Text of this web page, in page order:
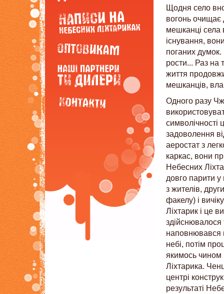
Щодня село
вогонь очищає
мешканці села
існування,
поганих думок.
рости... Раз на
життя
мешканців,
Одного разу
задоволення
аеростат з
каркас, вони
Небесних
довго парити
з жителів,
факелу) і
Ліхтарик і це
здійснювалося
наповнювався
небі, потім
якимось чином
Ліхтарика.
центрі
результаті